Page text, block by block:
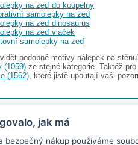
na zeď do koupelny
samolepky na zeď
na zeď dinosaurus
na zeď vláček
samolepky na zeď
podobné motivy nálepek na
(1059) ze stejné kategorie. Taktéž
(1562), které jistě upoutají vaši
zeď Magazín
|fotokalendáře|kühlschrank fotomagnete
jak má
bezpečný nákup používáme